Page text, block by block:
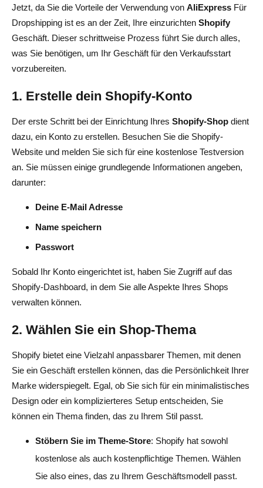
Jetzt, da Sie die Vorteile der Verwendung von AliExpress Für
Dropshipping ist es an der Zeit, Ihre einzurichten Shopify
Geschäft. Dieser schrittweise Prozess führt Sie durch alles,
was Sie benötigen, um Ihr Geschäft für den Verkaufsstart
vorzubereiten.
1. Erstelle dein Shopify-Konto
Der erste Schritt bei der Einrichtung Ihres Shopify-Shop dient
dazu, ein Konto zu erstellen. Besuchen Sie die Shopify-
Website und melden Sie sich für eine kostenlose Testversion
an. Sie müssen einige grundlegende Informationen angeben,
darunter:
Deine E-Mail Adresse
Name speichern
Passwort
Sobald Ihr Konto eingerichtet ist, haben Sie Zugriff auf das
Shopify-Dashboard, in dem Sie alle Aspekte Ihres Shops
verwalten können.
2. Wählen Sie ein Shop-Thema
Shopify bietet eine Vielzahl anpassbarer Themen, mit denen
Sie ein Geschäft erstellen können, das die Persönlichkeit Ihrer
Marke widerspiegelt. Egal, ob Sie sich für ein minimalistisches
Design oder ein komplizierteres Setup entscheiden, Sie
können ein Thema finden, das zu Ihrem Stil passt.
Stöbern Sie im Theme-Store: Shopify hat sowohl
kostenlose als auch kostenpflichtige Themen. Wählen
Sie also eines, das zu Ihrem Geschäftsmodell passt.